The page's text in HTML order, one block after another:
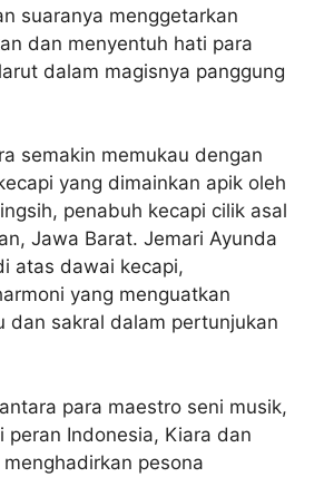
suaranya menggetarkan
dan menyentuh hati para
dalam magisnya panggung
semakin memukau dengan
yang dimainkan apik oleh
penabuh kecapi cilik asal
Jawa Barat. Jemari Ayunda
atas dawai kecapi,
yang menguatkan
dan sakral dalam pertunjukan
para maestro seni musik,
peran Indonesia, Kiara dan
pesona